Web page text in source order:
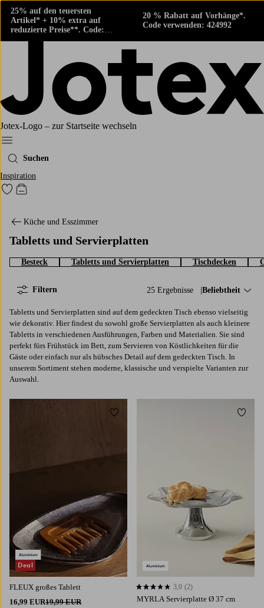
25% auf den teuersten
Artikel* + 10% extra auf
reduzierte Preise**. Code:
424882
20 % Rabatt auf Vorhänge*.
Code verwenden: 424992
Jotex-Logo – zur Startseite wechseln
Ellos‘ Menü
Suchen
Inspiration
Zu den als Favoriten markierten Produkten gehen
Zum Warenkorb
Küche und Esszimmer
Tabletts und Servierplatten
Besteck Tabletts und Servierplatten Tischdecken
25 Ergebnisse Sortieren nach:
Beliebtheit
Filtern
Tabletts und Servierplatten sind auf dem gedeckten Tisch ebenso vielseitig
wie dekorativ. Hier findest du sowohl große Servierplatten als auch kleinere
Tabletts in verschiedenen Ausführungen, Farben und Materialien. Sie sind
perfekt fürs Frühstück im Bett, zum Servieren von Köstlichkeiten für die
Gäste oder einfach nur als hübsches Detail auf dem gedeckten Tisch. In
unserem Sortiment stehen moderne, klassische und verspielte Varianten zur
Auswahl.
FLEUX großes Tablett
16,99 EUR19,99 EUR
Deal
Zu Favoriten hinzufügen
MYRLA Servierplatte Ø 37 cm
3,0 basierend auf 2 Bewertungen
3,0 (2)
Zu